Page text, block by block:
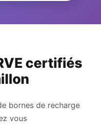
certifiés
bornes de recharge
vous